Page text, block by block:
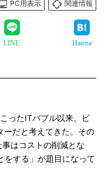
PC用表示
関連情報
LINE Hatena
ったITバブル以来、ビ
ーだと考えてきた。その
はコストの削減とな
をする」が題目になって